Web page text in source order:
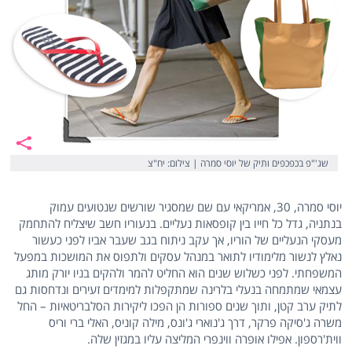
שג'"פ בכפכפים ותיק של יוסי סמרה | צילום: יח"צ
יוסי סמרה, 30, אמריקאי עם שם שמסגיר שורשים שנטועים עמוק
בנתניה, גדל כל חייו בין קופסאות נעליים. בנעוריו חשב שיצליח להתחמק
מעסקי הנעליים של הוריו, אך עקב ניתוח בגב שעבר אביו לפני כעשור
נאלץ לנשור מלימודיו לתואר במנהל עסקים ולתפוס את המושכות במפעל
המשפחתי. לפני כשלוש שנים הוא החליט להמר ולהקים בניו יורק מותג
עצמאי שמתמחה בנעלי בלרינה שמתקפלות למימדים זעירים ונדחסות גם
לתיק ערב קטן, ותוך שנים ספורות הן הפכו ליקירות הסלבריטאיות – החל
משרה ג'סיקה פרקר, דרך ג'נוארי ג'ונס, מילה קוניס, האלי ברי וריס
ווית'רספון. אפילו אופרה ווינפרי המליצה עליו במגזין שלה.